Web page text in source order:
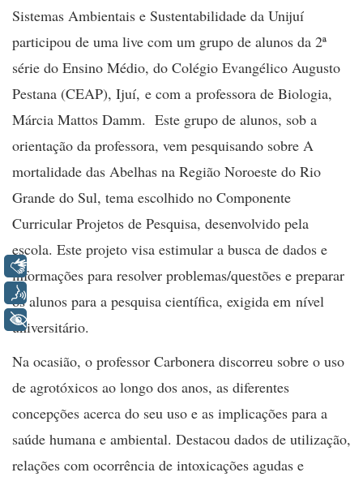
Sistemas Ambientais e Sustentabilidade da Unijuí
participou de uma live com um grupo de alunos da 2ª
série do Ensino Médio, do Colégio Evangélico Augusto
Pestana (CEAP), Ijuí, e com a professora de Biologia,
Márcia Mattos Damm. Este grupo de alunos, sob a
orientação da professora, vem pesquisando sobre A
mortalidade das Abelhas na Região Noroeste do Rio
Grande do Sul, tema escolhido no Componente
Curricular Projetos de Pesquisa, desenvolvido pela
escola. Este projeto visa estimular a busca de dados e
informações para resolver problemas/questões e preparar
os alunos para a pesquisa científica, exigida em nível
universitário.
Na ocasião, o professor Carbonera discorreu sobre o uso
de agrotóxicos ao longo dos anos, as diferentes
concepções acerca do seu uso e as implicações para a
saúde humana e ambiental. Destacou dados de utilização,
relações com ocorrência de intoxicações agudas e
+ Acessibilidade